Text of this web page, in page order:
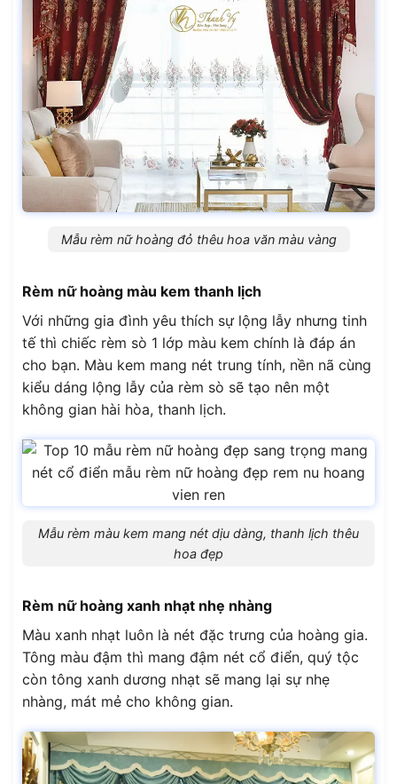
Mẫu rèm nữ hoàng đỏ thêu hoa văn màu vàng
Rèm nữ hoàng màu kem thanh lịch
Với những gia đình yêu thích sự lộng lẫy nhưng tinh
tế thì chiếc rèm sò 1 lớp màu kem chính là đáp án
cho bạn. Màu kem mang nét trung tính, nền nã cùng
kiểu dáng lộng lẫy của rèm sò sẽ tạo nên một
không gian hài hòa, thanh lịch.
Mẫu rèm màu kem mang nét dịu dàng, thanh lịch thêu
hoa đẹp
Rèm nữ hoàng xanh nhạt nhẹ nhàng
Màu xanh nhạt luôn là nét đặc trưng của hoàng gia.
Tông màu đậm thì mang đậm nét cổ điển, quý tộc
còn tông xanh dương nhạt sẽ mang lại sự nhẹ
nhàng, mát mẻ cho không gian.